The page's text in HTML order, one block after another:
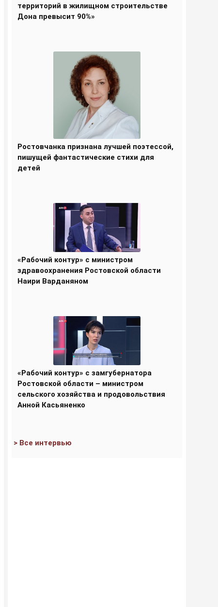
территорий в жилищном строительстве
Дона превысит 90%»
Ростовчанка признана лучшей поэтессой,
пишущей фантастические стихи для
детей
«Рабочий контур» с министром
здравоохранения Ростовской области
Наири Варданяном
«Рабочий контур» с замгубернатора
Ростовской области – министром
сельского хозяйства и продовольствия
Анной Касьяненко
> Все интервью